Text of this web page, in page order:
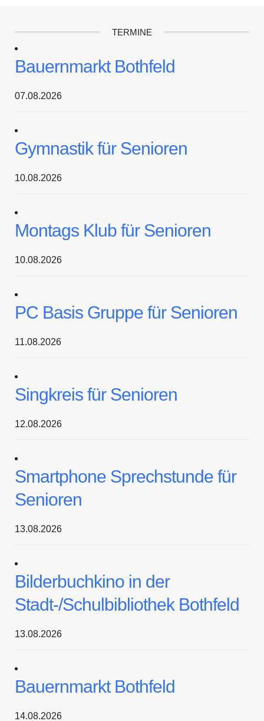
TERMINE
Bauernmarkt Bothfeld
07.08.2026
Gymnastik für Senioren
10.08.2026
Montags Klub für Senioren
10.08.2026
PC Basis Gruppe für Senioren
11.08.2026
Singkreis für Senioren
12.08.2026
Smartphone Sprechstunde für
Senioren
13.08.2026
Bilderbuchkino in der
Stadt-/Schulbibliothek Bothfeld
13.08.2026
Bauernmarkt Bothfeld
14.08.2026